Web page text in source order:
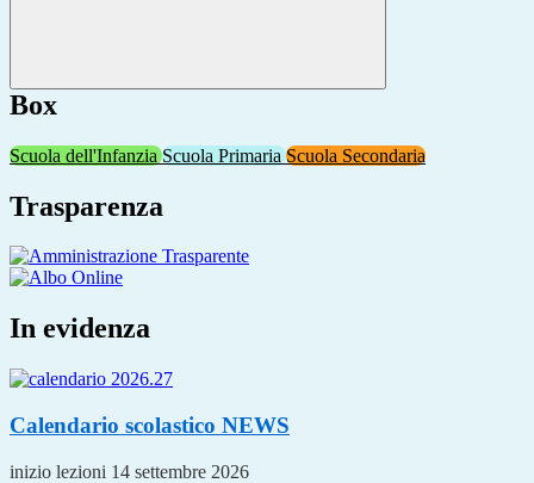
Box
Scuola dell'InfanziaScuola PrimariaScuola Secondaria
Trasparenza
In evidenza
Calendario scolastico NEWS
inizio lezioni 14 settembre 2026